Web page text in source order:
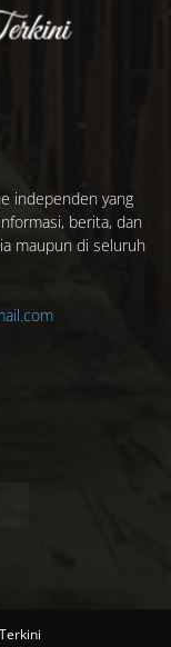
independen yang
berita, dan
maupun di seluruh